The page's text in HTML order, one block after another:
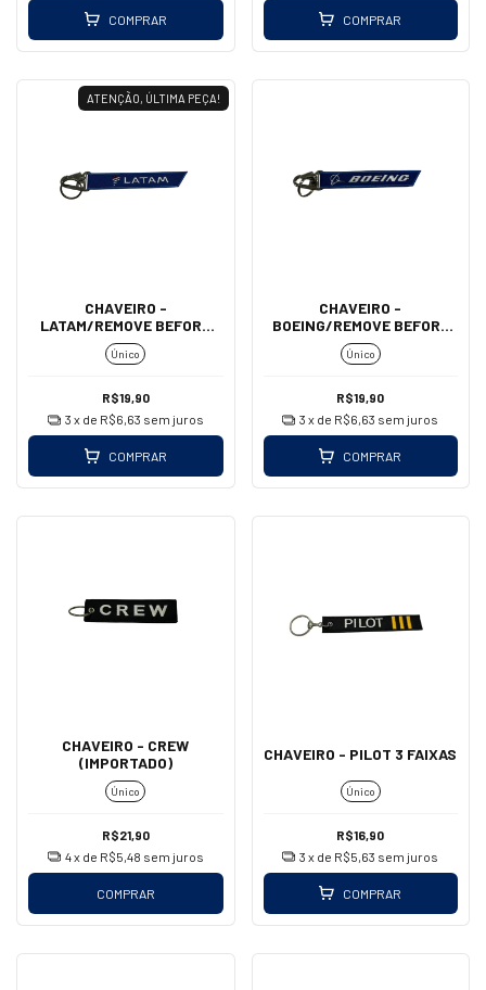
COMPRAR COMPRAR
ATENÇÃO, ÚLTIMA PEÇA!
CHAVEIRO -
LATAM/REMOVE BEFORE
FLIGHT (MOSQUETÃO)
Único
R$19,90
3 x de R$6,63 sem juros
COMPRAR
CHAVEIRO -
BOEING/REMOVE BEFORE
FLIGHT (MOSQUETÃO)
Único
R$19,90
3 x de R$6,63 sem juros
COMPRAR
CHAVEIRO - CREW
(IMPORTADO)
Único
R$21,90
4x de R$5,48 sem juros
COMPRAR
CHAVEIRO - PILOT 3 FAIXAS
Único
R$16,90
3 x de R$5,63 sem juros
COMPRAR